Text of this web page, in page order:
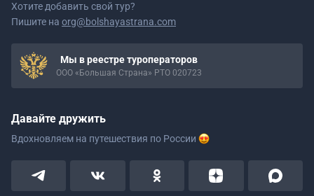
Хотите добавить свой тур?
Пишите на org@bolshayastrana.com
Мы в реестре туроператоров
ООО «Большая Страна» РТО 020723
Давайте дружить
Вдохновляем на путешествия по России